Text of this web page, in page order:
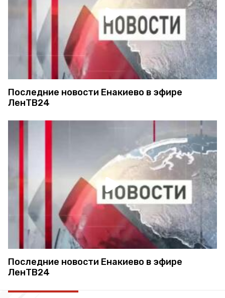
Последние новости Енакиево в эфире
ЛенТВ24
Последние новости Енакиево в эфире
ЛенТВ24